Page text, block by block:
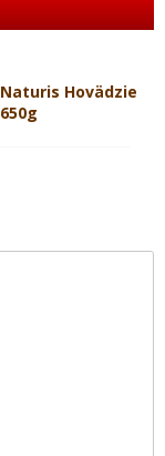
Naturis Hovädzie
650g